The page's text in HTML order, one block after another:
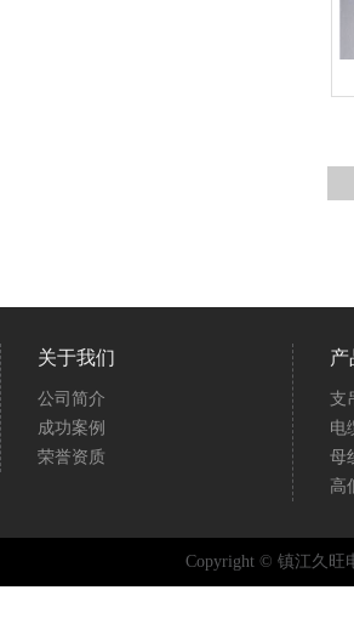
关于我们
公司简介
成功案例
荣誉资质
产
支
电
母
高
Copyright © 镇江久旺